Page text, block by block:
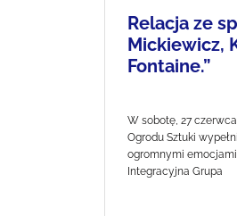
Relacja ze
Mickiewicz,
Fontaine.”
W sobotę, 27
Ogrodu Sztuki
ogromnymi
Integracyjna Grupa